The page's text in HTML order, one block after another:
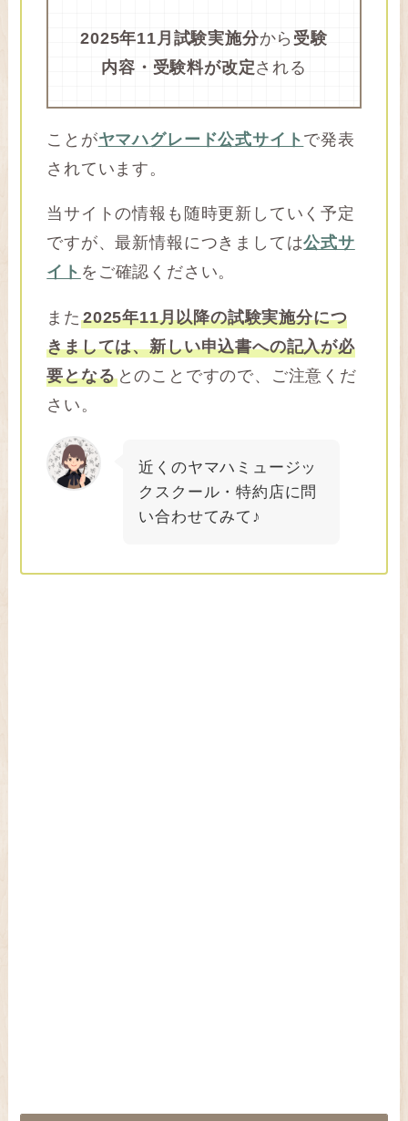
2025年11月試験実施分から 受験
内容・受験料が改定される
ことがヤマハグレード公式サイト で発表
されています。
当サイトの情報も随時更新していく予定
ですが、最新情報につきましては公式サ
イト をご確認ください。
また 2025年11月以降の試験実施分につ
きましては、新しい申込書への記入が必
要となるとのことですので、ご注意くだ
さい。
近くのヤマハミュージッ
クスクール・特約店に問
い合わせてみて♪